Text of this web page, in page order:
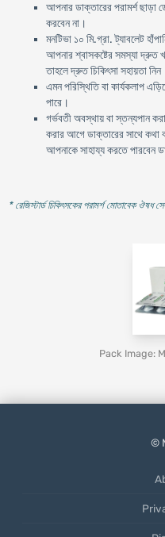
আপনার ডাক্তারের পরামর্শ ছাড়া
করবেন না।
মনটিভা ১০ মি.গ্রা. ট্যাবলেট
আপনার শ্বাসকষ্টের সমস্যা দ্রুত
তাহলে দ্রুত চিকিৎসা সহায়তা নিন।
এমন পরিস্থিতি বা কার্যকলাপ
পারে।
গর্ভবতী অবস্থায় বা স্তন্যপান
করার আগে ডাক্তারের সাথে কথা
আপনাকে সাহায্য করতে পারবেন
* রেজিস্টার্ড চিকিৎসকের পরামর্শ মোতাবেক ঔষধ
Pack Image:
©